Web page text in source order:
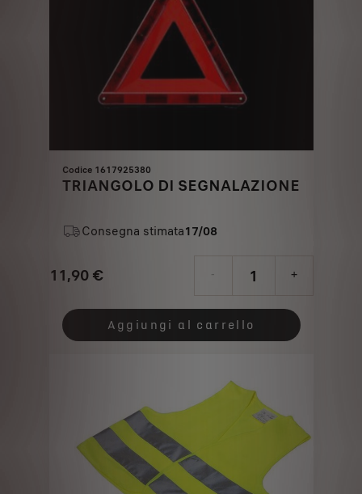
Codice 1617925380
TRIANGOLO DI SEGNALAZIONE
Consegna stimata17/08
11,90 €
Price
11,90
- +
Quantity
updated
Aggiungi al carrello